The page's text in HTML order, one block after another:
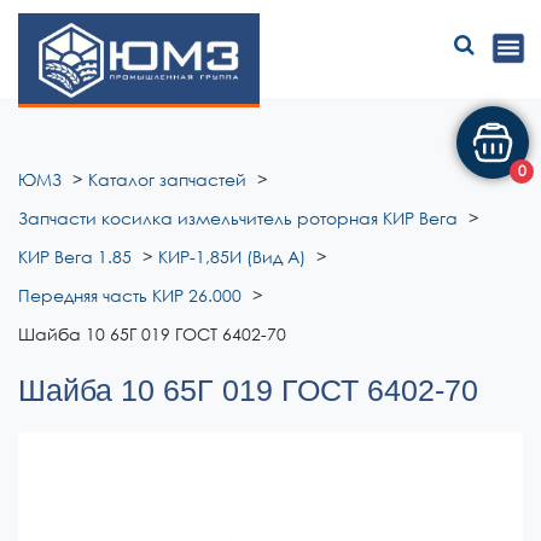
ЮМЗ
ЮМЗ
Каталог запчастей
Запчасти косилка измельчитель роторная КИР Вега
КИР Вега 1.85
КИР-1,85И (Вид А)
Передняя часть КИР 26.000
Шайба 10 65Г 019 ГОСТ 6402-70
Шайба 10 65Г 019 ГОСТ 6402-70
0